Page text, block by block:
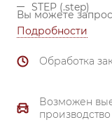
STEP (.step)
Вы можете
Подробности
Обработка
Возможен
производство